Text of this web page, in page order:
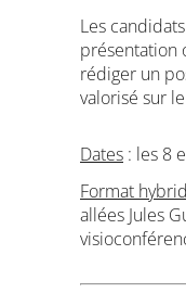
Les
présentation
rédiger un
valorisé sur
Dates : les 8
Format
allées Jules